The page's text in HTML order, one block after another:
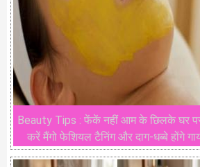
Beauty Tips : फेंकें नहीं आम के छिलके घर
करें मैंगो फेशियल टैनिंग और दाग-धब्बे होंगे